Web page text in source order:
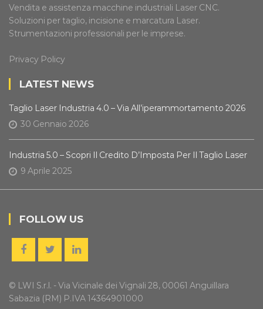
Vendita e assistenza macchine industriali Laser CNC.
Soluzioni per taglio, incisione e marcatura Laser.
Strumentazioni professionali per le imprese.
Privacy Policy
LATEST NEWS
Taglio Laser Industria 4.0 – Via All’iperammortamento 2026
30 Gennaio 2026
Industria 5.0 – Scopri Il Credito D’Imposta Per Il Taglio Laser
9 Aprile 2025
FOLLOW US
© LWI S.r.l. - Via Vicinale dei Vignali 28, 00061 Anguillara
Sabazia (RM) P.IVA 14364901000